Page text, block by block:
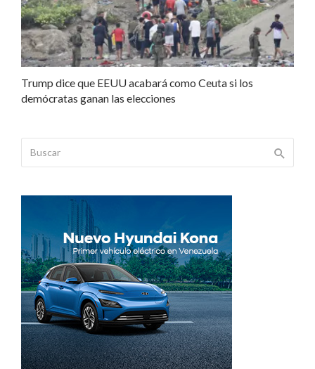
Trump dice que EEUU acabará como Ceuta si los
demócratas ganan las elecciones